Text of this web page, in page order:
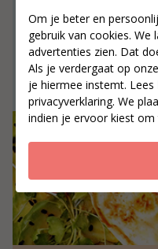
Om je beter en
gebruik van cookies.
advertenties zien. Dat
Als je verdergaat op
je hiermee instemt. Lees
privacyverklaring. We
indien je ervoor kiest om
Samen werken aan
Jouw postcode